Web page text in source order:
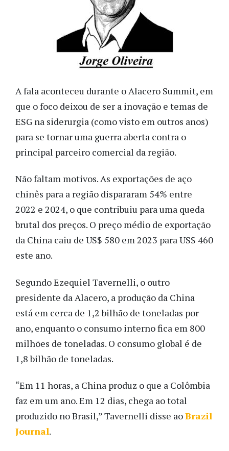
A fala aconteceu durante o Alacero Summit, em
que o foco deixou de ser a inovação e temas de
ESG na siderurgia (como visto em outros anos)
para se tornar uma guerra aberta contra o
principal parceiro comercial da região.
Não faltam motivos. As exportações de aço
chinês para a região dispararam 54% entre
2022 e 2024, o que contribuiu para uma queda
brutal dos preços. O preço médio de exportação
da China caiu de US$ 580 em 2023 para US$ 460
este ano.
Segundo Ezequiel Tavernelli, o outro
presidente da Alacero, a produção da China
está em cerca de 1,2 bilhão de toneladas por
ano, enquanto o consumo interno fica em 800
milhões de toneladas. O consumo global é de
1,8 bilhão de toneladas.
“Em 11 horas, a China produz o que a Colômbia
faz em um ano. Em 12 dias, chega ao total
produzido no Brasil,” Tavernelli disse aoBrazil
Journal.